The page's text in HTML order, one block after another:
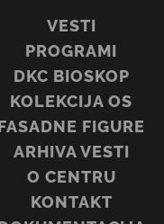
VESTI
PROGRAMI
DKC BIOSKOP
KOLEKCIJA OS
FIGURE
ARHIVA VESTI
O CENTRU
KONTAKT